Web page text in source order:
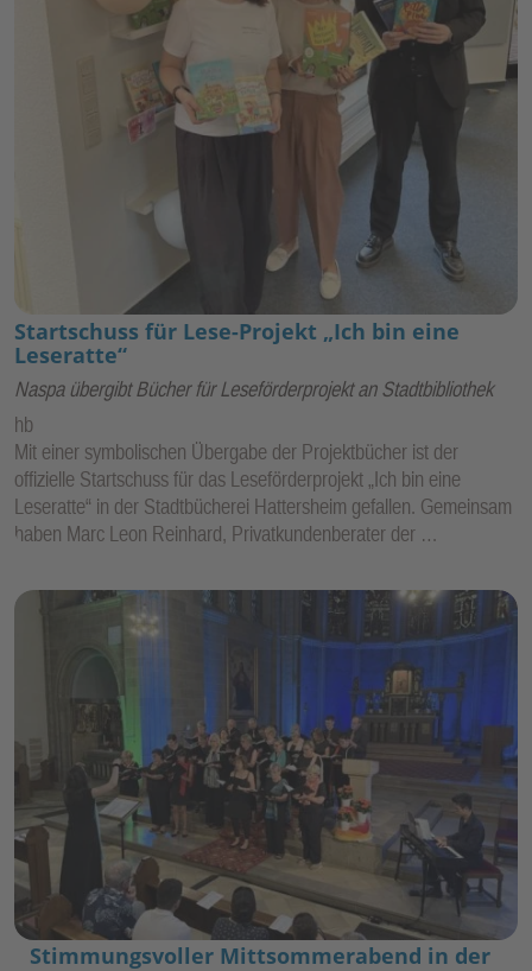
Startschuss für Lese-Projekt „Ich bin eine
Leseratte“
Naspa übergibt Bücher für Leseförderprojekt an Stadtbibliothek
hb
Mit einer symbolischen Übergabe der Projektbücher ist der
offizielle Startschuss für das Leseförderprojekt „Ich bin eine
Leseratte“ in der Stadtbücherei Hattersheim gefallen. Gemeinsam
haben Marc Leon Reinhard, Privatkundenberater der …
Stimmungsvoller Mittsommerabend in der